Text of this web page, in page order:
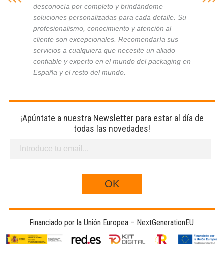
desconocía por completo y brindándome
soluciones personalizadas para cada detalle. Su
profesionalismo, conocimiento y atención al
cliente son excepcionales. Recomendaría sus
servicios a cualquiera que necesite un aliado
confiable y experto en el mundo del packaging en
España y el resto del mundo.
¡Apúntate a nuestra Newsletter para estar al día de
todas las novedades!
Financiado por la Unión Europea – NextGenerationEU